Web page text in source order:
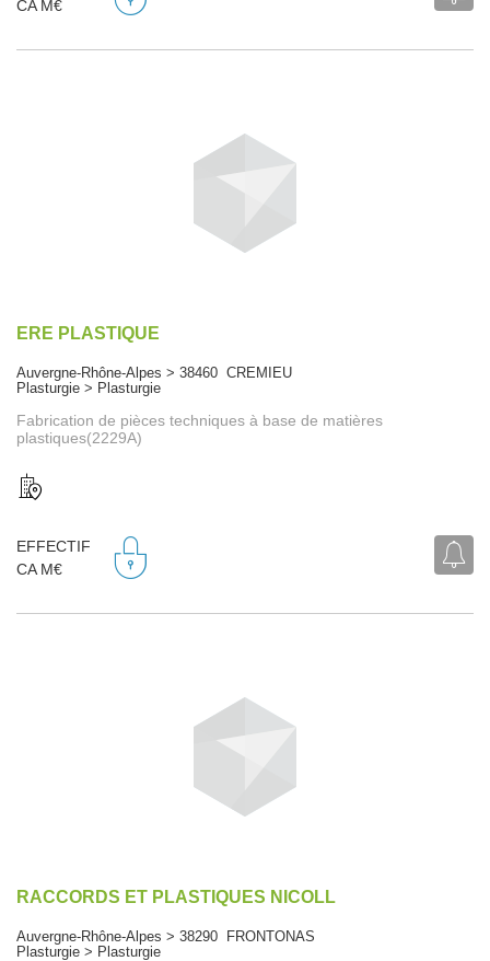
CA M€
ERE PLASTIQUE
Auvergne-Rhône-Alpes > 38460 CREMIEU
Plasturgie > Plasturgie
Fabrication de pièces techniques à base de matières
plastiques(2229A)
EFFECTIF
CA M€
RACCORDS ET PLASTIQUES NICOLL
Auvergne-Rhône-Alpes > 38290 FRONTONAS
Plasturgie > Plasturgie